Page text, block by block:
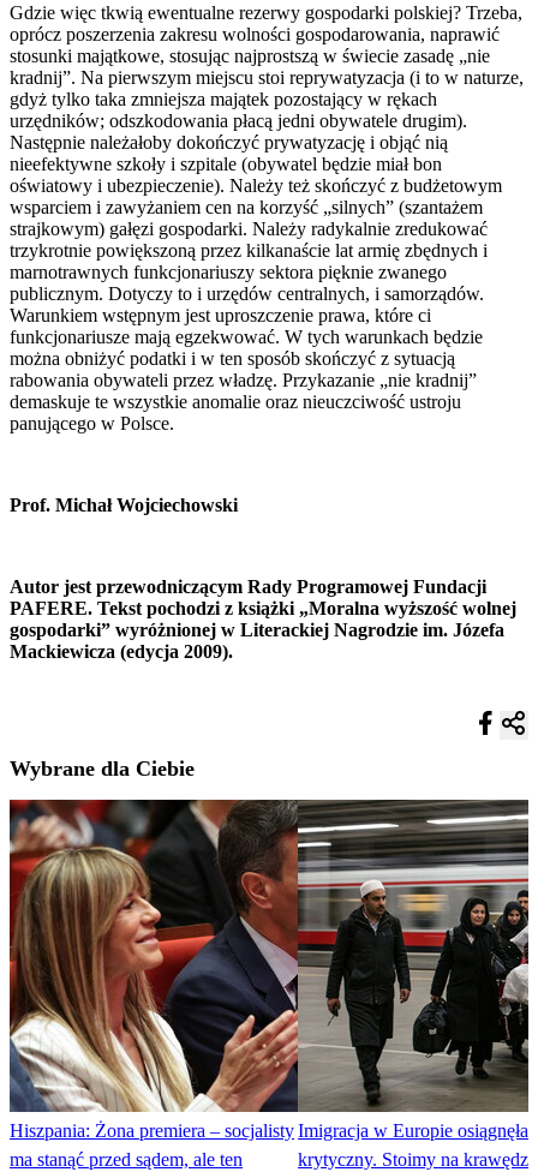
Gdzie więc tkwią ewentualne rezerwy gospodarki polskiej? Trzeba,
oprócz poszerzenia zakresu wolności gospodarowania, naprawić
stosunki majątkowe, stosując najprostszą w świecie zasadę „nie
kradnij”. Na pierwszym miejscu stoi reprywatyzacja (i to w naturze,
gdyż tylko taka zmniejsza majątek pozostający w rękach
urzędników; odszkodowania płacą jedni obywatele drugim).
Następnie należałoby dokończyć prywatyzację i objąć nią
nieefektywne szkoły i szpitale (obywatel będzie miał bon
oświatowy i ubezpieczenie). Należy też skończyć z budżetowym
wsparciem i zawyżaniem cen na korzyść „silnych” (szantażem
strajkowym) gałęzi gospodarki. Należy radykalnie zredukować
trzykrotnie powiększoną przez kilkanaście lat armię zbędnych i
marnotrawnych funkcjonariuszy sektora pięknie zwanego
publicznym. Dotyczy to i urzędów centralnych, i samorządów.
Warunkiem wstępnym jest uproszczenie prawa, które ci
funkcjonariusze mają egzekwować. W tych warunkach będzie
można obniżyć podatki i w ten sposób skończyć z sytuacją
rabowania obywateli przez władzę. Przykazanie „nie kradnij”
demaskuje te wszystkie anomalie oraz nieuczciwość ustroju
panującego w Polsce.
Prof. Michał Wojciechowski
Autor jest przewodniczącym Rady Programowej Fundacji
PAFERE. Tekst pochodzi z książki „Moralna wyższość wolnej
gospodarki” wyróżnionej w Literackiej Nagrodzie im. Józefa
Mackiewicza (edycja 2009).
Wybrane dla Ciebie
Hiszpania: Żona premiera – socjalisty
ma stanąć przed sądem, ale ten
Imigracja w Europie osiągnęła
krytyczny. Stoimy na krawędzi